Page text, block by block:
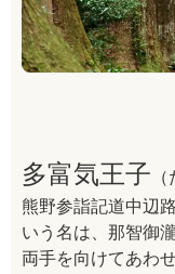
多富気王子
熊野参詣記道中辺
いう名は、那智御
両手を向けてあわ